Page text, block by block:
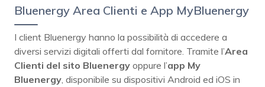
Bluenergy Area Clienti e App MyBluenergy
I client Bluenergy hanno la possibilità di accedere a
diversi servizi digitali offerti dal fornitore. Tramite l’Area
Clienti del sito Bluenergy oppure l’app My
Bluenergy, disponibile su dispositivi Android ed iOS in